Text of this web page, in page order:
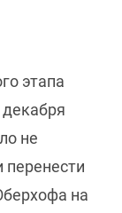
этапа
не
на